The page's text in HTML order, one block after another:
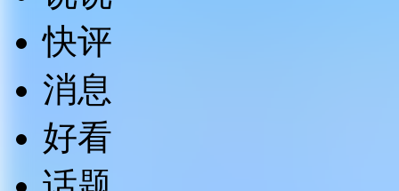
快评
消息
好看